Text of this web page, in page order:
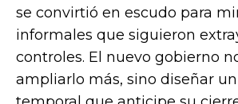
se convirtió en escudo para
informales que siguieron
controles. El nuevo gobierno
ampliarlo más, sino diseñar